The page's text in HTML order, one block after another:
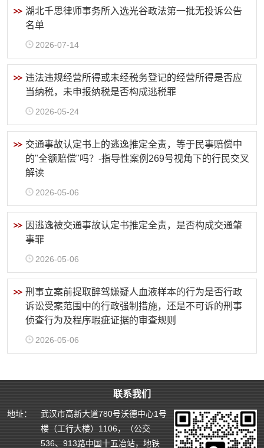
湖北千思律师事务所入选光谷政法第一批无投诉公告
名单
2026-07-14
违法违规经营所得或未经税务登记的经营所得是否应
当纳税，未申报纳税是否构成逃税罪
2026-05-24
交通事故认定书上的逃逸推定全责，等于民事赔偿中
的"全额赔偿"吗？-指导性案例269号视角下的行民交叉
解读
2026-05-06
因逃逸被交通事故认定书推定全责，是否构成交通肇
事罪
2026-05-06
刑事立案前提取醉驾嫌疑人血液样本的行为是否行政
诉讼受案范围中的行政强制措施，还是不可诉的刑事
侦查行为及程序瑕疵证据的审查规则
2026-05-06
联系我们
地址：
武汉市高新大道780号沃德中心1号
楼（工行大楼）1106，（公交
536、913路中国十五冶站，地铁